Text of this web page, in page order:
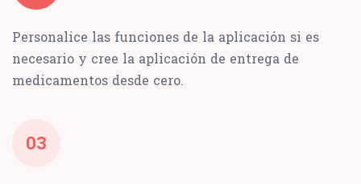
Personalice las funciones de la aplicación si es
necesario y cree la aplicación de entrega de
medicamentos desde cero.
03